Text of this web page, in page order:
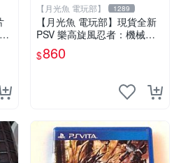
【月光魚 電玩部】 1289
【月光魚 電玩部】現貨全新
PSV 樂高旋風忍者：機械忍
者 亞版英文版 LEGO Ninjag
o: Nindroids
$860